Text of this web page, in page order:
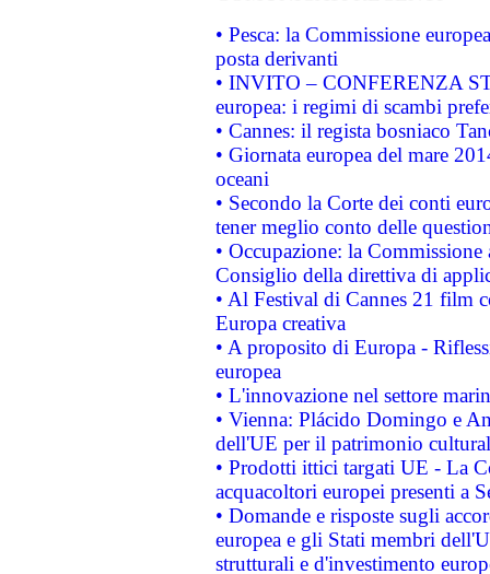
• Pesca: la Commissione
posta derivanti
• INVITO – CONFERENZA
europea: i regimi di scambi
• Cannes: il regista bosniaco
• Giornata europea del mare
oceani
• Secondo la Corte dei conti
tener meglio conto delle
• Occupazione: la
Consiglio della direttiva di
• Al Festival di Cannes 21 film
Europa creativa
• A proposito di Europa -
europea
• L'innovazione nel settore
• Vienna: Plácido Domingo e
dell'UE per il patrimonio
• Prodotti ittici targati UE - La
acquacoltori europei presenti a
• Domande e risposte sugli
europea e gli Stati membri
strutturali e d'investimento